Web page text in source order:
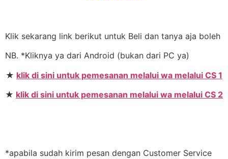
Klik sekarang link berikut untuk Beli dan tanya aja boleh
NB. *Kliknya ya dari Android (bukan dari PC ya)
★ klik di sini untuk pemesanan melalui wa melalui CS 1
★ klik di sini untuk pemesanan melalui wa melalui CS 2
*apabila sudah kirim pesan dengan Customer Service